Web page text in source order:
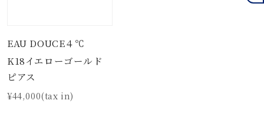
EAU DOUCE４℃
K18イエローゴールド
ピアス
¥44,000(tax in)